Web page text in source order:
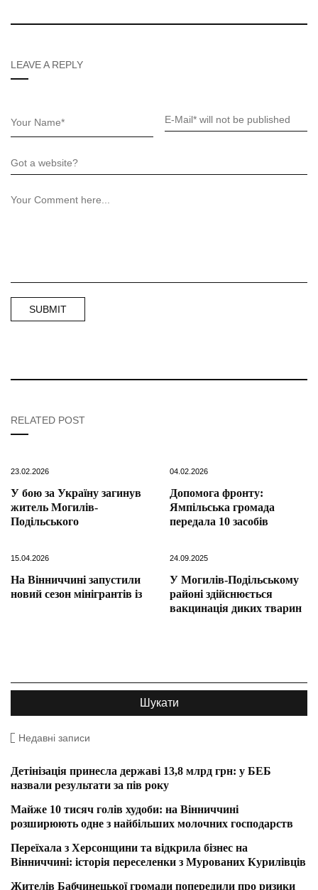
LEAVE A REPLY
RELATED POST
23.02.2026
У бою за Україну загинув
житель Могилів-
Подільського
04.02.2026
Допомога фронту:
Ямпільська громада
передала 10 засобів
15.04.2026
На Вінниччині запустили
новий сезон мінігрантів із
24.09.2025
У Могилів-Подільському
районі здійснюється
вакцинація диких тварин
Недавні записи
Детінізація принесла державі 13,8 млрд грн: у БЕБ
назвали результати за пів року
Майже 10 тисяч голів худоби: на Вінниччині
розширюють одне з найбільших молочних господарств
Переїхала з Херсонщини та відкрила бізнес на
Вінниччині: історія переселенки з Мурованих Курилівців
Жителів Бабчинецької громади попередили про ризики